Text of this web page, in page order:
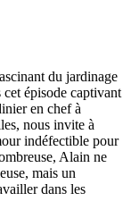
du jardinage
épisode captivant
en chef à
nous invite à
indéfectible pour
Alain ne
mais un
dans les